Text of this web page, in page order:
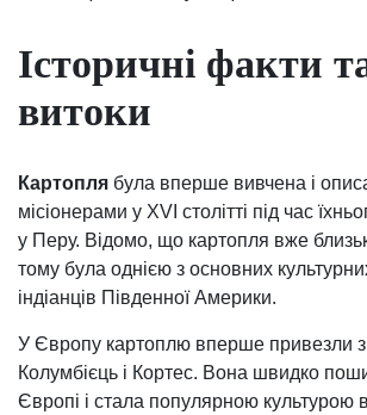
Історичні факти
витоки
Картопля була вперше вивчена і
місіонерами у XVI столітті під час
у Перу. Відомо, що картопля вже
тому була однією з основних
індіанців Південної Америки.
У Європу картоплю вперше привезли
Колумбієць і Кортес. Вона швидко
Європі і стала популярною культурою